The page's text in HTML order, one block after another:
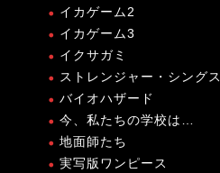
イカゲーム2
イカゲーム3
イクサガミ
ストレンジャー・シングス
バイオハザード
今、私たちの学校は…
地面師たち
実写版ワンピース